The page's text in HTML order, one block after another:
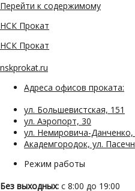
Перейти к содержимому
НСК Прокат
НСК Прокат
nskprokat.ru
Адреса офисов проката:
ул. Большевистская, 151
ул. Аэропорт, 30
ул. Немировича-Данченко,
Академгородок, ул.
Режим работы
Без выходных: с 8:00 до 19:00